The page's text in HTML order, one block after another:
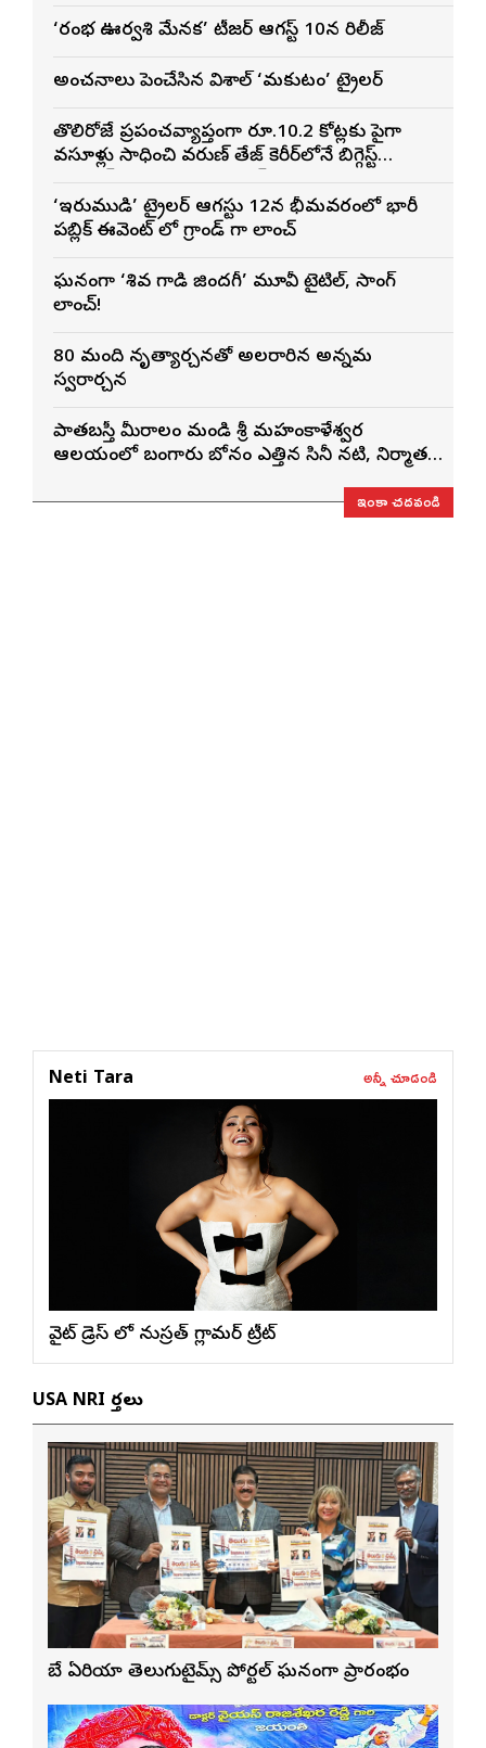
‘రంభ ఊర్వశి మేనక’ టీజర్ ఆగస్ట్ 10న రిలీజ్
అంచనాలు పెంచేసిన విశాల్ ‘మకుటం’ ట్రైలర్
తొలిరోజే ప్రపంచవ్యాప్తంగా రూ.10.2 కోట్లకు పైగా
వసూళ్లు సాధించి వరుణ్ తేజ్ కెరీర్‌లోనే బిగ్గెస్ట్
‘ఇరుముడి’ ట్రైలర్ ఆగస్టు 12న భీమవరంలో భారీ
పబ్లిక్ ఈవెంట్ లో గ్రాండ్ గా లాంచ్
ఘనంగా ‘శివ గాడి జింద‌గీ’ మూవీ టైటిల్, సాంగ్
లాంచ్!
80 మంది నృత్యార్చనతో అలరారిన అన్నమ
స్వరార్చన
పాతబస్తీ మీరాలం మండి శ్రీ మహంకాళేశ్వర
ఆలయంలో బంగారు బోనం ఎత్తిన సినీ నటి, నిర్మాత
ఇంకా చదవండి
Neti Tara అన్నీ చూడండి
వైట్ డ్రెస్ లో నుస్ర‌త్ గ్లామ‌ర్ ట్రీట్
USA NRI వార్తలు
బే ఏరియా తెలుగుటైమ్స్ పోర్టల్ ఘనంగా ప్రారంభం